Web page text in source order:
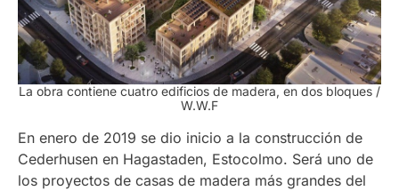
La obra contiene cuatro edificios de madera, en dos bloques /
W.W.F
En enero de 2019 se dio inicio a la construcción de
Cederhusen en Hagastaden, Estocolmo. Será uno de
los proyectos de casas de madera más grandes del